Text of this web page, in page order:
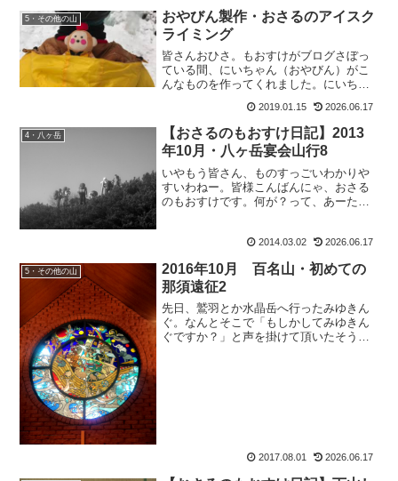
5・その他の山
おやびん製作・おさるのアイスク
ライミング
皆さんおひさ。もおすけがブログさぼっ
ている間、にいちゃん（おやびん）がこ
んなものを作ってくれました。にいちゃ
なのねー。みんな大好きもんきち先生。
あたしが全く映っていないけど大満足。
先生愛が溢れております。...
2019.01.15 2026.06.17
4・八ヶ岳
【おさるのもおすけ日記】2013
年10月・八ヶ岳宴会山行8
いやもう皆さん、ものすっごいわかりや
すいわねー。皆様こんばんにゃ、おさる
のもおすけです。何が？って、あーた。
クインすることもなかったのに、宴会山
2014.03.02 2026.06.17
5・その他の山
2016年10月 百名山・初めての
那須遠征2
先日、鷲羽とか水晶岳へ行ったみゆきん
ぐ。なんとそこで「もしかしてみゆきん
ぐですか？」と声を掛けて頂いたそう
2017.08.01 2026.06.17